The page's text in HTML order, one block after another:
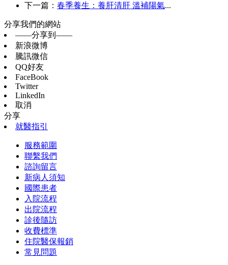
下一篇： 春季養生：養肝清肝 溫補陽氣...
分享我們的網站
——分享到——
新浪微博
騰訊微信
QQ好友
FaceBook
Twitter
LinkedIn
取消
分享
就醫指引
服務範圍
聯繫我們
諮詢留言
新病人須知
國際患者
入院流程
出院流程
診後隨訪
收費標準
住院醫保報銷
常見問題